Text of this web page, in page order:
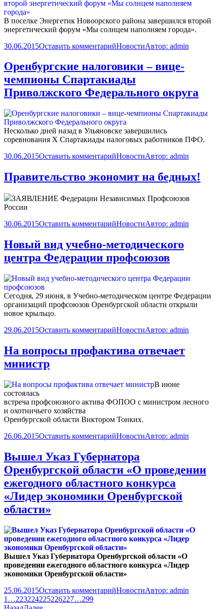
В поселке Энергетик Новоорского района завершился второй
энергетический форум «Мы солнцем наполняем города».
30.06.2015Оставить комментарийНовостиАвтор: admin
Оренбургские налоговики – вице-
чемпионы Спартакиады
Приволжского Федерального округа
Несколько дней назад в Ульяновске завершились
соревнования X Спартакиады налоговых работников ПФО.
30.06.2015Оставить комментарийНовостиАвтор: admin
Правительство экономит на бедных!
ЗАЯВЛЕНИЕ Федерации Независимых Профсоюзов
России
30.06.2015Оставить комментарийНовостиАвтор: admin
Новый вид учебно-методического
центра Федерации профсоюзов
Сегодня, 29 июня, в Учебно-методическом центре Федерации
организаций профсоюзов Оренбургской области открыли
новое крыльцо.
29.06.2015Оставить комментарийНовостиАвтор: admin
На вопросы профактива отвечает
министр
В июне
состоялась
встреча профсоюзного актива ФОПОО с министром лесного
и охотничьего хозяйства
Оренбургской области Виктором Тонких.
26.06.2015Оставить комментарийНовостиАвтор: admin
Вышел Указ Губернатора
Оренбургской области «О проведении
ежегодного областного конкурса
«Лидер экономики Оренбургской
области»
Вышел Указ Губернатора Оренбургской области «О
проведении ежегодного областного конкурса «Лидер
экономики Оренбургской области»
25.06.2015Оставить комментарийНовостиАвтор: admin
1 …223224225226227…299